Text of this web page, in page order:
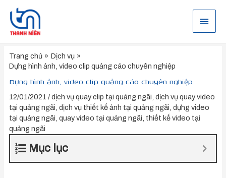
dung
Menu
Trang chủ
Dịch vụ
Dựng hình ảnh, video clip quảng cáo chuyên nghiệp
Dựng hình ảnh, video clip quảng cáo chuyên nghiệp
12/01/2021 /dịch vụ quay clip tại quảng ngãi dịch vụ quay video
tại quảng ngãi dịch vụ thiết kế ảnh tại quảng ngãi dựng video
tại quảng ngãi quay video tại quảng ngãi thiết kế video tại
quảng ngãi
Mục lục